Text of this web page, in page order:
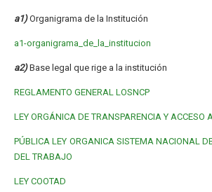
a1)Organigrama de la Institución
a1-organigrama_de_la_institucion
a2) Base legal que rige a la institución
REGLAMENTO GENERAL LOSNCP
LEY ORGÁNICA DE TRANSPARENCIA Y ACCESO
PÚBLICA LEY ORGANICA SISTEMA NACIONAL
DEL TRABAJO
LEY COOTAD